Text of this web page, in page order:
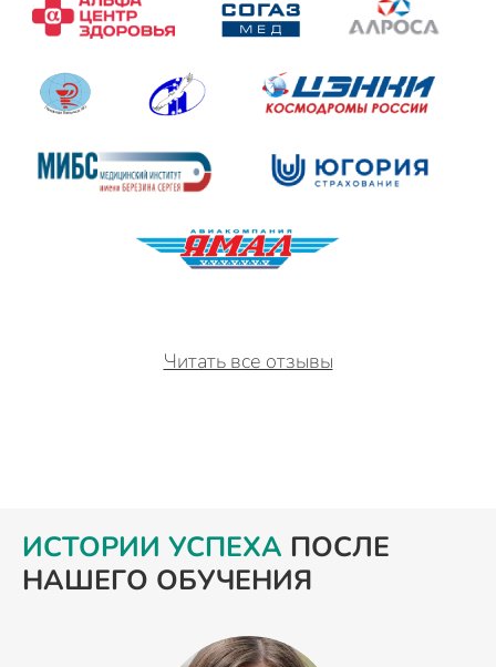
Читать все отзывы
ИСТОРИИ УСПЕХА ПОСЛЕ
НАШЕГО ОБУЧЕНИЯ